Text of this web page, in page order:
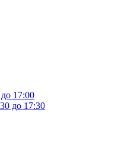
17:00
до 17:30